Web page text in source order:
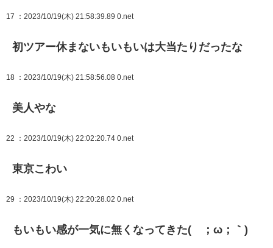
17 ：2023/10/19(木) 21:58:39.89 0.net
初ツアー休まないもいもいは大当たりだったな
18 ：2023/10/19(木) 21:58:56.08 0.net
美人やな
22 ：2023/10/19(木) 22:02:20.74 0.net
東京こわい
29 ：2023/10/19(木) 22:20:28.02 0.net
もいもい感が一気に無くなってきた(´；ω；｀)